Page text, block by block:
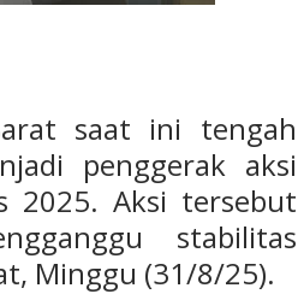
saat ini tengah
penggerak aksi
2025. Aksi tersebut
stabilitas
Minggu (31/8/25).